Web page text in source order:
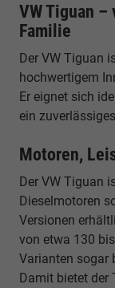
VW Tiguan
Familie
Der VW Tiguan
hochwertigem
Er eignet sich
ein
Motoren,
Der VW Tiguan
Dieselmotoren
Versionen
von etwa 130
Varianten sogar
Damit bietet der